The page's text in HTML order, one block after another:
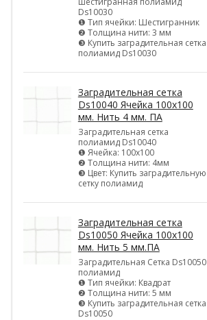
Ds10030
❶ Тип ячейки: Шестигранник
❷ Толщина нити: 3 мм
❸ Купить заградительная сетка
полиамид Ds10030
Заградительная сетка
Ds10040 Ячейка 100х100
мм. Нить 4 мм. ПА
Заградительная сетка
полиамид Ds10040
❶ Ячейка: 100х100
❷ Толщина нити: 4мм
❸ Цвет: Купить заградительную
сетку полиамид
Заградительная сетка
Ds10050 Ячейка 100х100
мм. Нить 5 мм.ПА
Заградительная Сетка Ds10050
полиамид
❶ Тип ячейки: Квадрат
❷ Толщина нити: 5 мм
❸ Купить заградительная сетка
Ds10050